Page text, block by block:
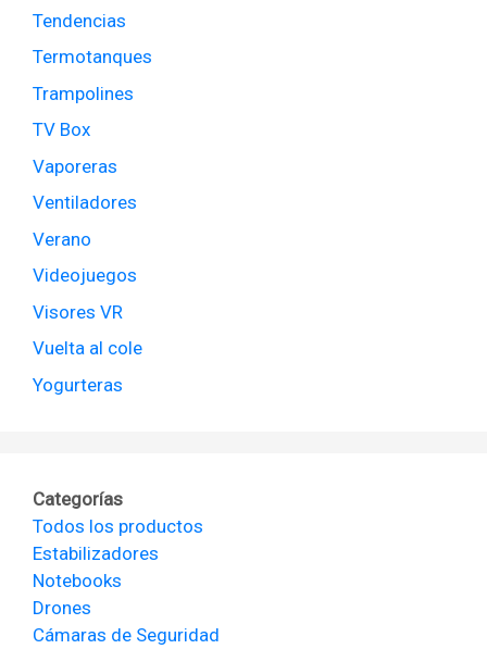
Tendencias
Termotanques
Trampolines
TV Box
Vaporeras
Ventiladores
Verano
Videojuegos
Visores VR
Vuelta al cole
Yogurteras
Categorías
Todos los productos
Estabilizadores
Notebooks
Drones
Cámaras de Seguridad